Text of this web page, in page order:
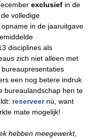
exclusief in de
volledige
in de jaaruitgave
disciplines als
zich niet alleen met
een nog betere indruk
bureaulandschap hen te
reserveernù, want
mate mogelijk!
hebben meegewerkt,